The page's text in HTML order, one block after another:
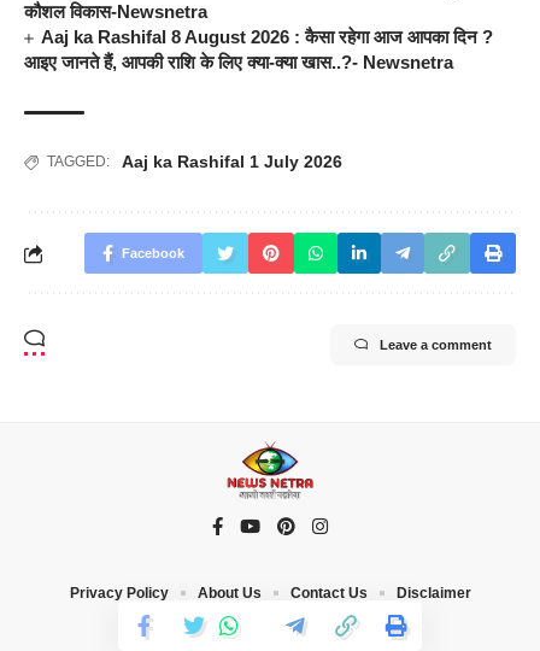
कौशल विकास-Newsnetra
Aaj ka Rashifal 8 August 2026 : कैसा रहेगा आज आपका दिन ?
आइए जानते हैं, आपकी राशि के लिए क्या-क्या खास..?- Newsnetra
TAGGED: Aaj ka Rashifal 1 July 2026
Facebook
Leave a comment
© 2023 News Netra. All Rights Reserved |
Privacy Policy About Us Contact Us Disclaimer